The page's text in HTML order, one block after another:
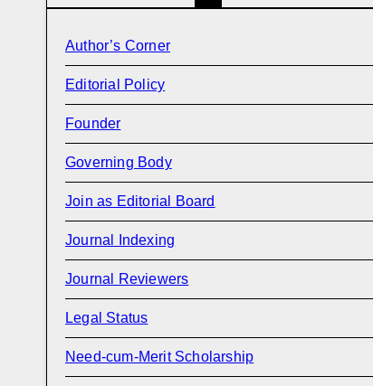
Author’s Corner
Editorial Policy
Founder
Governing Body
Join as Editorial Board
Journal Indexing
Journal Reviewers
Legal Status
Need-cum-Merit Scholarship